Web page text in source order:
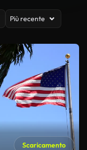
Più recente
Scaricamento